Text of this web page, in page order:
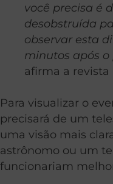
você precisa é
desobstruída
observar esta
minutos após o
afirma a revista
Para visualizar o
precisará de um
uma visão mais
astrônomo ou um
funcionariam